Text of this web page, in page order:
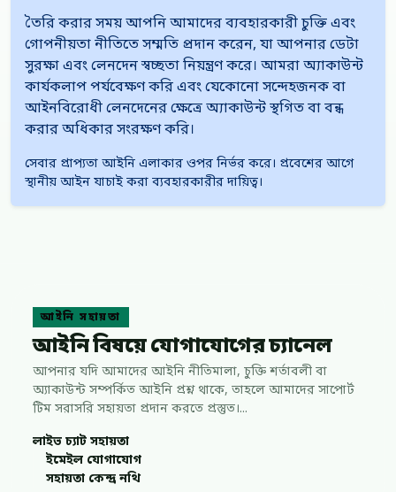
তৈরি করার সময় আপনি আমাদের ব্যবহারকারী চুক্তি এবং
গোপনীয়তা নীতিতে সম্মতি প্রদান করেন, যা আপনার ডেটা
সুরক্ষা এবং লেনদেন স্বচ্ছতা নিয়ন্ত্রণ করে। আমরা অ্যাকাউন্ট
কার্যকলাপ পর্যবেক্ষণ করি এবং যেকোনো সন্দেহজনক বা
আইনবিরোধী লেনদেনের ক্ষেত্রে অ্যাকাউন্ট স্থগিত বা বন্ধ
করার অধিকার সংরক্ষণ করি।
সেবার প্রাপ্যতা আইনি এলাকার ওপর নির্ভর করে। প্রবেশের আগে
স্থানীয় আইন যাচাই করা ব্যবহারকারীর দায়িত্ব।
আইনি সহায়তা
আইনি বিষয়ে যোগাযোগের চ্যানেল
আপনার যদি আমাদের আইনি নীতিমালা, চুক্তি শর্তাবলী বা
অ্যাকাউন্ট সম্পর্কিত আইনি প্রশ্ন থাকে, তাহলে আমাদের সাপোর্ট
টিম সরাসরি সহায়তা প্রদান করতে প্রস্তুত।...
লাইভ চ্যাট সহায়তা
ইমেইল যোগাযোগ
সহায়তা কেন্দ্র নথি